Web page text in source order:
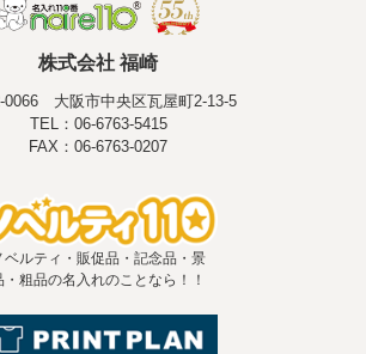
株式会社 福崎
0066 大阪市中央区瓦屋町2-13-5
TEL：06-6763-5415
FAX：06-6763-0207
ベルティ・販促品・記念品・景
・粗品の名入れのことなら！！